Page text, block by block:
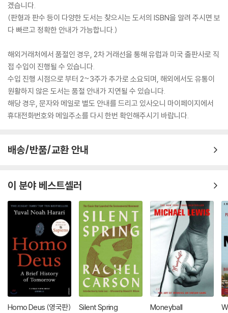
겠습니다.
(판형과 판수 등이 다양한 도서는 찾으시는 도서의 ISBN을 알려 주시면 보
다 빠르고 정확한 안내가 가능합니다.)
해외거래처에서 품절인 경우, 2차 거래선을 통해 유럽과 미국 출판사로 직
접 수입이 진행될 수 있습니다.
수입 진행 시점으로 부터 2~3주가 추가로 소요되며, 해외에서도 유통이
원활하지 않은 도서는 품절 안내가 지연될 수 있습니다.
해당 경우, 문자와 메일로 별도 안내를 드리고 있사오니 마이페이지에서
휴대전화번호와 메일주소를 다시 한번 확인해주시기 바랍니다.
배송/반품/교환 안내
이 분야 베스트셀러
Homo Deus (영국판)
Silent Spring Moneyball